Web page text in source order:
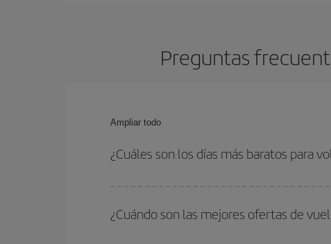
Preguntas
Ampliar todo
¿Cuáles son los días más baratos para
quieres ir y en qué fechas habías pensado viajar. Te
para que puedas encontrar la mejor oferta. Además,
¿Cuándo son las mejores ofertas de